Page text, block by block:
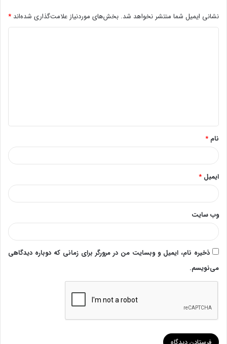
نشانی ایمیل شما منتشر نخواهد شد. بخش‌های موردنیاز علامت‌گذاری شده‌اند *
*
نام *
ایمیل *
وب‌ سایت
ذخیره نام، ایمیل و وبسایت من در مرورگر برای زمانی که دوباره دیدگاهی
می‌نویسم.